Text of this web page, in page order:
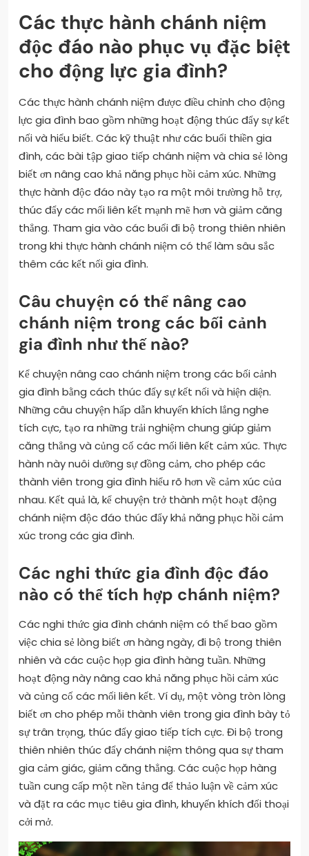
Các thực hành chánh niệm
độc đáo nào phục vụ đặc biệt
cho động lực gia đình?
Các thực hành chánh niệm được điều chỉnh cho động
lực gia đình bao gồm những hoạt động thúc đẩy sự kết
nối và hiểu biết. Các kỹ thuật như các buổi thiền gia
đình, các bài tập giao tiếp chánh niệm và chia sẻ lòng
biết ơn nâng cao khả năng phục hồi cảm xúc. Những
thực hành độc đáo này tạo ra một môi trường hỗ trợ,
thúc đẩy các mối liên kết mạnh mẽ hơn và giảm căng
thẳng. Tham gia vào các buổi đi bộ trong thiên nhiên
trong khi thực hành chánh niệm có thể làm sâu sắc
thêm các kết nối gia đình.
Câu chuyện có thể nâng cao
chánh niệm trong các bối cảnh
gia đình như thế nào?
Kể chuyện nâng cao chánh niệm trong các bối cảnh
gia đình bằng cách thúc đẩy sự kết nối và hiện diện.
Những câu chuyện hấp dẫn khuyến khích lắng nghe
tích cực, tạo ra những trải nghiệm chung giúp giảm
căng thẳng và củng cố các mối liên kết cảm xúc. Thực
hành này nuôi dưỡng sự đồng cảm, cho phép các
thành viên trong gia đình hiểu rõ hơn về cảm xúc của
nhau. Kết quả là, kể chuyện trở thành một hoạt động
chánh niệm độc đáo thúc đẩy khả năng phục hồi cảm
xúc trong các gia đình.
Các nghi thức gia đình độc đáo
nào có thể tích hợp chánh niệm?
Các nghi thức gia đình chánh niệm có thể bao gồm
việc chia sẻ lòng biết ơn hàng ngày, đi bộ trong thiên
nhiên và các cuộc họp gia đình hàng tuần. Những
hoạt động này nâng cao khả năng phục hồi cảm xúc
và củng cố các mối liên kết. Ví dụ, một vòng tròn lòng
biết ơn cho phép mỗi thành viên trong gia đình bày tỏ
sự trân trọng, thúc đẩy giao tiếp tích cực. Đi bộ trong
thiên nhiên thúc đẩy chánh niệm thông qua sự tham
gia cảm giác, giảm căng thẳng. Các cuộc họp hàng
tuần cung cấp một nền tảng để thảo luận về cảm xúc
và đặt ra các mục tiêu gia đình, khuyến khích đối thoại
cởi mở.